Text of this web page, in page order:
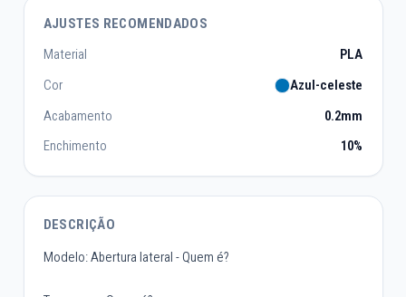
AJUSTES RECOMENDADOS
Material
PLA
Cor
Azul-celeste
Acabamento
0.2mm
Enchimento
10%
DESCRIÇÃO
Modelo: Abertura lateral - Quem é?